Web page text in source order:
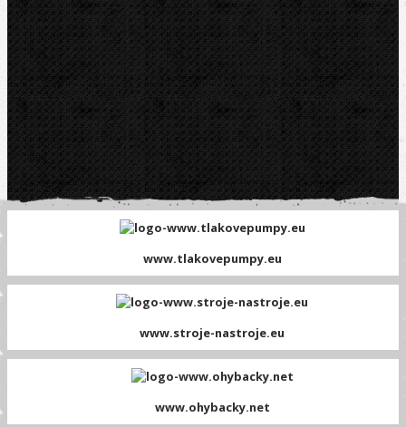
www.tlakovepumpy.eu
www.stroje-nastroje.eu
www.ohybacky.net